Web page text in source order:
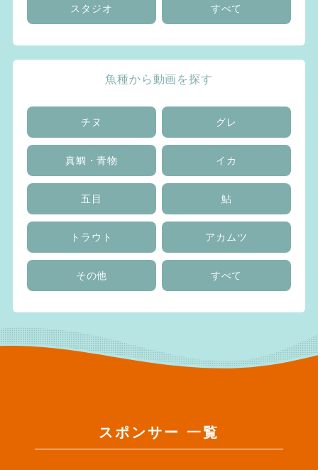
スタジオ すべて
魚種から動画を探す
チヌ グレ
真鯛・青物 イカ
五目 鮎
トラウト アカムツ
その他 すべて
スポンサー 一覧